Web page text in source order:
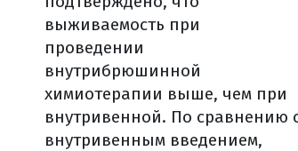
как оценить
гормонотерапия
вопросы которые
симптоматическая
основные побочные
лечение побочных
выживаемость при
проведении
внутрибрюшинной
химиотерапии выше, чем при
внутривенной. По сравнению
внутривенным введением,